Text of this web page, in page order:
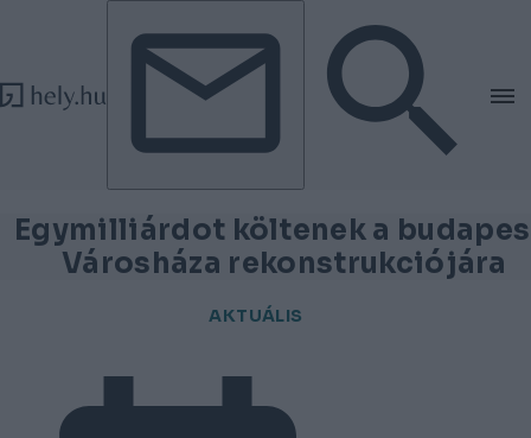
Tovább a tartalomhoz
Tovább a lábléchez
Egymilliárdot költenek a
Városháza rekonstrukciójára
AKTUÁLIS